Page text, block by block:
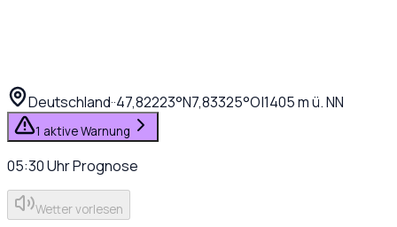
Deutschland··47,82223°N7,83325°O|1405m ü. NN
1 aktive Warnung
05:30UhrPrognose
Wetter vorlesen